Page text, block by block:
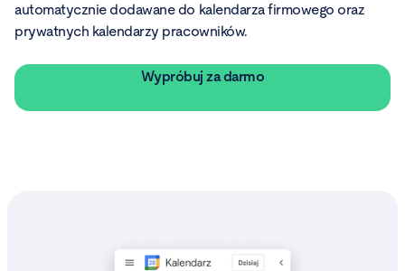
automatycznie dodawane do kalendarza firmowego oraz
prywatnych kalendarzy pracowników.
Wypróbuj za darmo